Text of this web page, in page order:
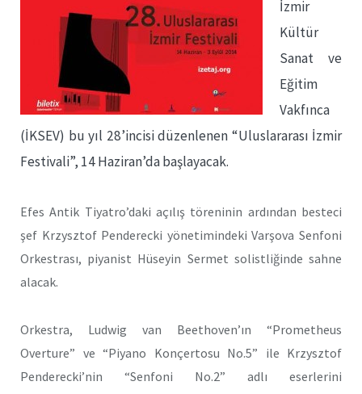
İzmir
Kültür
Sanat ve
Eğitim
Vakfınca
(İKSEV) bu yıl 28’incisi düzenlenen “Uluslararası İzmir
Festivali”, 14 Haziran’da başlayacak.
Efes Antik Tiyatro’daki açılış töreninin ardından besteci
şef Krzysztof Penderecki yönetimindeki Varşova Senfoni
Orkestrası, piyanist Hüseyin Sermet solistliğinde sahne
alacak.
Orkestra, Ludwig van Beethoven’ın “Prometheus
Overture” ve “Piyano Konçertosu No.5” ile Krzysztof
Penderecki’nin “Senfoni No.2” adlı eserlerini